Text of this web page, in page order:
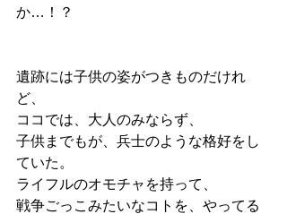
か…！？
遺跡には子供の姿がつきものだけれ
ど、
ココでは、大人のみならず、
子供までもが、兵士のような格好をし
ていた。
ライフルのオモチャを持って、
戦争ごっこみたいなコトを、やってる